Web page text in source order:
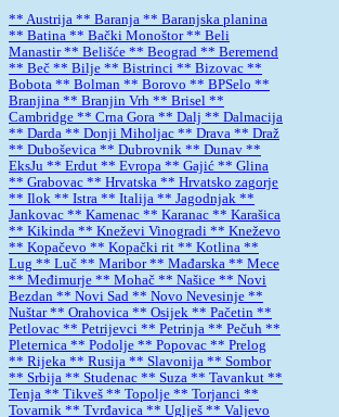
** Austrija ** Baranja ** Baranjska planina
** Batina ** Bački Monoštor** Beli
Manastir** Belišće ** Beograd ** Beremend
** Beč ** Bilje ** Bistrinci ** Bizovac **
Bobota ** Bolman ** Borovo ** BPSelo **
Branjina ** Branjin Vrh ** Brisel **
Cambridge ** Crna Gora ** Dalj ** Dalmacija
** Darda ** Donji Miholjac ** Drava ** Draž
** Duboševica ** Dubrovnik ** Dunav **
EksJu ** Erdut ** Evropa ** Gajić ** Glina
** Grabovac ** Hrvatska ** Hrvatsko zagorje
** Ilok ** Istra ** Italija ** Jagodnjak **
Jankovac ** Kamenac ** Karanac ** Karašica
** Kikinda ** Kneževi Vinogradi ** Kneževo
** Kopačevo ** Kopački rit ** Kotlina **
Lug ** Luč ** Maribor** Mađarska ** Mece
** Međimurje ** Mohač ** Našice ** Novi
Bezdan ** Novi Sad ** Novo Nevesinje **
Nuštar** Orahovica ** Osijek ** Pačetin **
Petlovac ** Petrijevci ** Petrinja ** Pečuh **
Pleternica ** Podolje ** Popovac ** Prelog
** Rijeka ** Rusija ** Slavonija ** Sombor
** Srbija ** Studenac ** Suza ** Tavankut **
Tenja ** Tikveš ** Topolje ** Torjanci **
Tovarnik ** Tvrđavica ** Uglješ ** Valjevo